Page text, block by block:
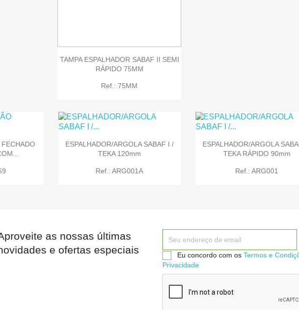
TAMPA ESPALHADOR SABAF II SEMI
RÁPIDO 75MM
Ref.: 75MM
 Quick view
ESPALHADOR/ARGOLA SABAF I /
TEKA 120mm
Ref.: ARG001A
 Quick view
ESPALHADOR/ARGOLA
TEKA RÁPIDO 90mm
Ref.: ARG001

as nossas últimas
e ofertas especiais
Eu concordo com osTermos e
Privacidade